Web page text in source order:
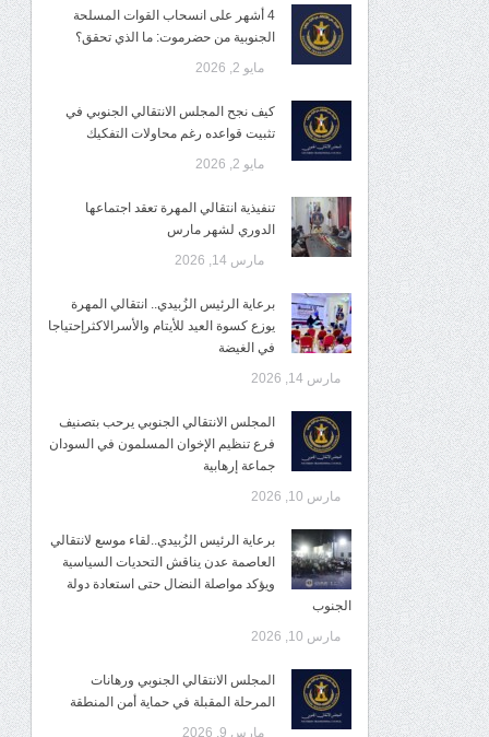
4 أشهر على انسحاب القوات المسلحة
الجنوبية من حضرموت: ما الذي تحقق؟
مايو 2, 2026
كيف نجح المجلس الانتقالي الجنوبي في
تثبيت قواعده رغم محاولات التفكيك
مايو 2, 2026
تنفيذية انتقالي المهرة تعقد اجتماعها
الدوري لشهر مارس
مارس 14, 2026
برعاية الرئيس الزُبيدي.. انتقالي المهرة
يوزع كسوة العيد للأيتام والأسرالاكثرإحتياجا
في الغيضة
مارس 14, 2026
المجلس الانتقالي الجنوبي يرحب بتصنيف
فرع تنظيم الإخوان المسلمون في السودان
جماعة إرهابية
مارس 10, 2026
برعاية الرئيس الزُبيدي..لقاء موسع لانتقالي
العاصمة عدن يناقش التحديات السياسية
ويؤكد مواصلة النضال حتى استعادة دولة
الجنوب
مارس 10, 2026
المجلس الانتقالي الجنوبي ورهانات
المرحلة المقبلة في حماية أمن المنطقة
مارس 9, 2026